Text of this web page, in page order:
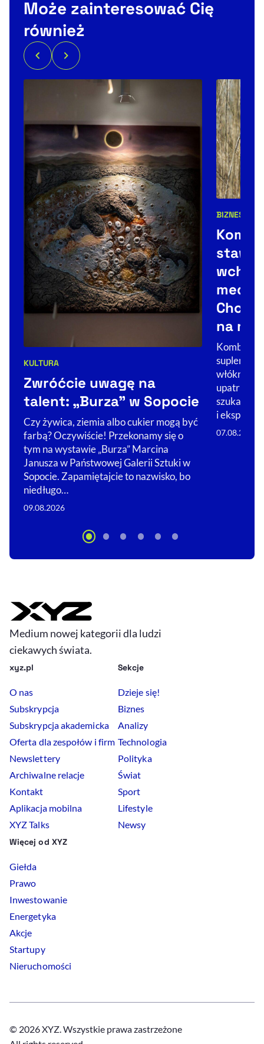
Może zainteresować Cię
również
Kategorie artykułu:
KULTURA
Zwróćcie uwagę na
talent: „Burza” w Sopocie
Czy żywica, ziemia albo cukier mogą być
farbą? Oczywiście! Przekonamy się o
tym na wystawie „Burza” Marcina
Janusza w Państwowej Galerii Sztuki w
Sopocie. Zapamiętajcie to nazwisko, bo
niedługo…
09.08.2026
Kategorie
BIZNES
Chce
na
Kombinat
upatruje
szuka
i
07.08.2026
Medium nowej kategorii dla ludzi
ciekawych świata.
xyz.pl
O nas
Subskrypcja
Subskrypcja akademicka
Oferta dla zespołów i firm
Newslettery
Archiwalne relacje
Kontakt
Aplikacja mobilna
XYZ Talks
Sekcje
Dzieje się!
Biznes
Analizy
Technologia
Polityka
Świat
Sport
Lifestyle
Newsy
Więcej od XYZ
Giełda
Prawo
Inwestowanie
Energetyka
Akcje
Startupy
Nieruchomości
© 2026 XYZ. Wszystkie prawa zastrzeżone